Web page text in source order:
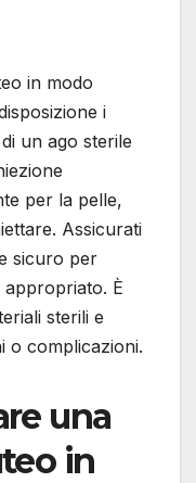
in modo
i
un ago sterile
per la pelle,
Assicurati
sicuro per
appropriato. È
sterili e
o complicazioni.
una
in